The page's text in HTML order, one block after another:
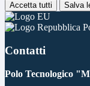
Accetta tutti Salva
Contatti
Polo Tecnologico